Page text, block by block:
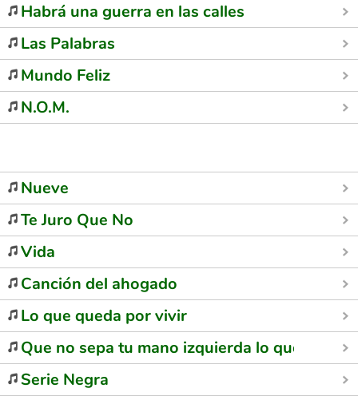
Habrá una guerra en las calles
Las Palabras
Mundo Feliz
N.O.M.
Nueve
Te Juro Que No
Vida
Canción del ahogado
Lo que queda por vivir
Que no sepa tu mano izquierda lo que hace
Serie Negra